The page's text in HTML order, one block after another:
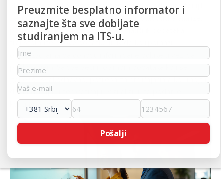
Naučnik podataka (Data Scientist) je jedno od najtraženijih
zanimanja današnjice. Kombinovanjem statističke analize,
programiranja i mašinskog učenja, naučnik podataka
transformiše sirove podatke u uvide koji pomažu
organizacijama da donosu informisane odluke u vezi sa
poslovanjem. Sa sve većim obimom podataka koji se
generišu svakodnevno, potreba za stručnjacima koji mogu
da analiziraju, interpretiraju i vizualizuju te podatke
kontinuirano raste.
Preuzmite besplatno informator i
saznajte šta sve dobijate
studiranjem na ITS-u.